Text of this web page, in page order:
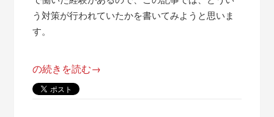
う対策が行われていたかを書いてみようと思いま
す。
“帰
属
の続きを読む→